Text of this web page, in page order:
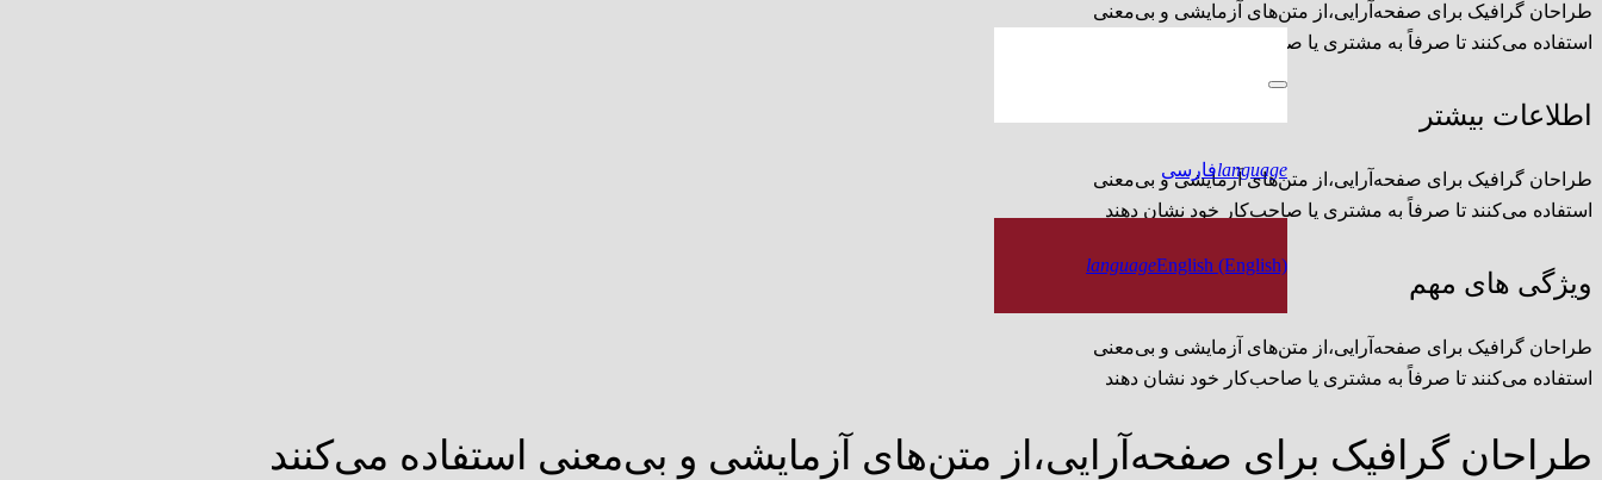
languageفارسی
languageEnglish (English)
طراحان گرافیک برای صفحه‌آرایی،از متن‌های آزمایشی و بی‌معنی
استفاده می‌کنند تا صرفاً به مشتری یا صاحب‌کار خود نشان دهند
اطلاعات بیشتر
طراحان گرافیک برای صفحه‌آرایی،از متن‌های آزمایشی و بی‌معنی
استفاده می‌کنند تا صرفاً به مشتری یا صاحب‌کار خود نشان دهند
ویژگی های مهم
طراحان گرافیک برای صفحه‌آرایی،از متن‌های آزمایشی و بی‌معنی
استفاده می‌کنند تا صرفاً به مشتری یا صاحب‌کار خود نشان دهند
طراحان گرافیک برای صفحه‌آرایی،از متن‌های آزمایشی و بی‌معنی استفاده می‌کنند